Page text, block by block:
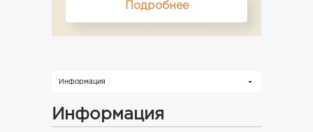
Подробнее
Информация
Информация